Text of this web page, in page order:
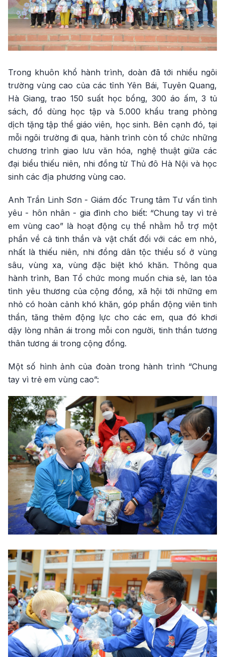
Trong khuôn khổ hành trình, doàn đã tới nhiều ngôi
trường vùng cao của các tỉnh Yên Bái, Tuyên Quang,
Hà Giang, trao 150 suất học bổng, 300 áo ấm, 3 tủ
sách, đồ dùng học tập và 5.000 khẩu trang phòng
dịch tặng tập thể giáo viên, học sinh. Bên cạnh đó, tại
mỗi ngôi trường đi qua, hành trình còn tổ chức những
chương trình giao lưu văn hóa, nghệ thuật giữa các
đại biểu thiếu niên, nhi đồng từ Thủ đô Hà Nội và học
sinh các địa phương vùng cao.
Anh Trần Linh Sơn - Giám đốc Trung tâm Tư vấn tình
yêu - hôn nhân - gia đình cho biết: “Chung tay vì trẻ
em vùng cao” là hoạt động cụ thể nhằm hỗ trợ một
phần về cả tinh thần và vật chất đối với các em nhỏ,
nhất là thiếu niên, nhi đồng dân tộc thiểu số ở vùng
sâu, vùng xa, vùng đặc biệt khó khăn. Thông qua
hành trình, Ban Tổ chức mong muốn chia sẻ, lan tỏa
tình yêu thương của cộng đồng, xã hội tới những em
nhỏ có hoàn cảnh khó khăn, góp phần động viên tinh
thần, tăng thêm động lực cho các em, qua đó khơi
dậy lòng nhân ái trong mỗi con người, tinh thần tương
thân tương ái trong cộng đồng.
Một số hình ảnh của đoàn trong hành trình “Chung
tay vì trẻ em vùng cao”: